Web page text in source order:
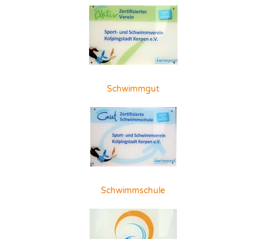
Schwimmgut
Schwimmschule